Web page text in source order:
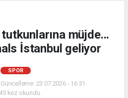
müjde...
İstanbul geliyor
SPOR
23.07.2026 - 16:31
kez okundu.